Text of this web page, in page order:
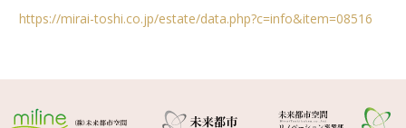
https://mirai-toshi.co.jp/estate/data.php?c=info&item=08516